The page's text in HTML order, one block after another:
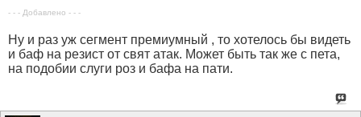
- - - Добавлено - - -
Ну и раз уж сегмент премиумный , то хотелось бы видеть
и баф на резист от свят атак. Может быть так же с пета,
на подобии слуги роз и бафа на пати.